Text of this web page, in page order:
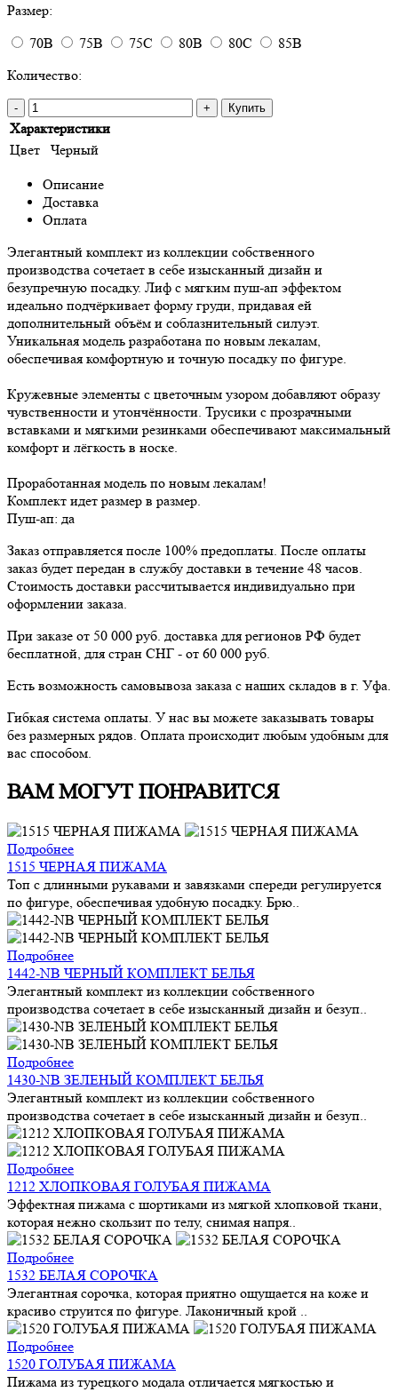
Размер:
70B
75B 75C 80B 80C
85B
Количество:
- + Купить
Характеристики
Цвет
Черный
Описание
Доставка
Оплата
Элегантный комплект из коллекции собственного
производства сочетает в себе изысканный дизайн и
безупречную посадку. Лиф с мягким пуш-ап эффектом
идеально подчёркивает форму груди, придавая ей
дополнительный объём и соблазнительный силуэт.
Уникальная модель разработана по новым лекалам,
обеспечивая комфортную и точную посадку по фигуре.
Кружевные элементы с цветочным узором добавляют образу
чувственности и утончённости. Трусики с прозрачными
вставками и мягкими резинками обеспечивают максимальный
комфорт и лёгкость в носке.
Проработанная модель по новым лекалам!
Комплект идет размер в размер.
Пуш-ап: да
Заказ отправляется после 100% предоплаты. После оплаты
заказ будет передан в службу доставки в течение 48 часов.
Стоимость доставки рассчитывается индивидуально при
оформлении заказа.
При заказе от 50 000 руб. доставка для регионов РФ будет
бесплатной, для стран СНГ - от 60 000 руб.
Есть возможность самовывоза заказа с наших складов в г. Уфа.
Гибкая система оплаты. У нас вы можете заказывать товары
без размерных рядов. Оплата происходит любым удобным для
вас способом.
ВАМ МОГУТ ПОНРАВИТСЯ
Подробнее
1515 ЧЕРНАЯ ПИЖАМА
Топ с длинными рукавами и завязками спереди регулируется
по фигуре, обеспечивая удобную посадку. Брю..
Подробнее
1442-NB ЧЕРНЫЙ КОМПЛЕКТ БЕЛЬЯ
Элегантный комплект из коллекции собственного
производства сочетает в себе изысканный дизайн и безуп..
Подробнее
1430-NB ЗЕЛЕНЫЙ КОМПЛЕКТ БЕЛЬЯ
Элегантный комплект из коллекции собственного
производства сочетает в себе изысканный дизайн и безуп..
Подробнее
1212 ХЛОПКОВАЯ ГОЛУБАЯ ПИЖАМА
Эффектная пижама с шортиками из мягкой хлопковой ткани,
которая нежно скользит по телу, снимая напря..
Подробнее
1532 БЕЛАЯ СОРОЧКА
Элегантная сорочка, которая приятно ощущается на коже и
красиво струится по фигуре. Лаконичный крой ..
Подробнее
1520 ГОЛУБАЯ ПИЖАМА
Пижама из турецкого модала отличается мягкостью и